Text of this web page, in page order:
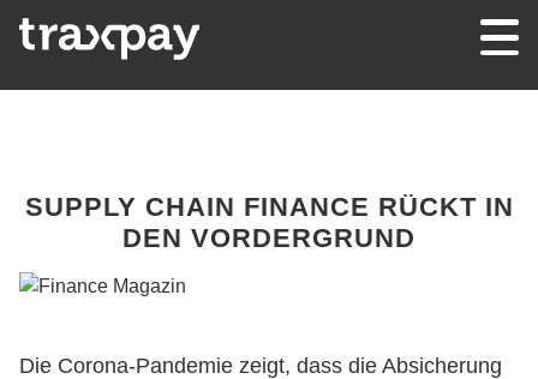
Skip to content
SUPPLY CHAIN FINANCE RÜCKT IN
DEN VORDERGRUND
Die Corona-Pandemie zeigt, dass die Absicherung